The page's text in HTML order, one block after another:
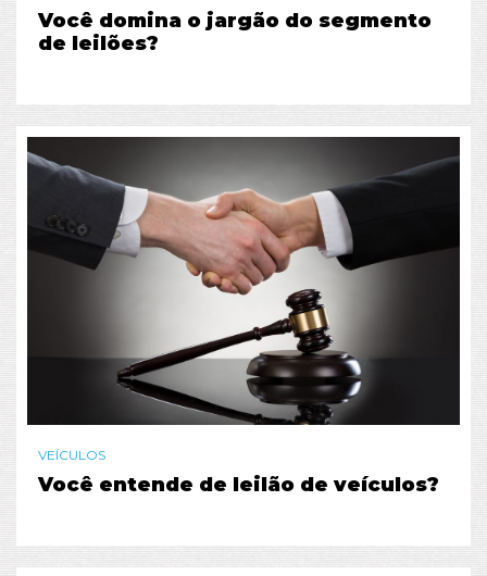
Você domina o jargão do segmento
de leilões?
VEÍCULOS
Você entende de leilão de veículos?